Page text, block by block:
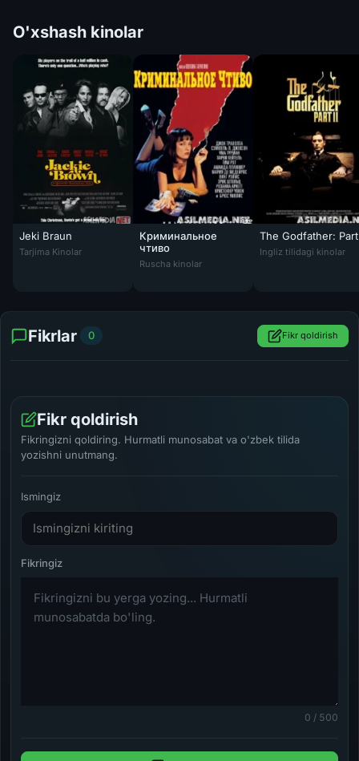
O'xshash kinolar
Jeki Braun
Jeki Braun Uzbek tilida 1997 O'zbekcha tarjima kino HD
Tarjima Kinolar
Криминальное
чтиво
Ruscha kinolar
The Godfather:
Ingliz tilidagi kinolar
Fikrlar 0 Fikr qoldirish
Fikr qoldirish
Fikringizni qoldiring. Hurmatli munosabat va o'zbek tilida
yozishni unutmang.
Ismingiz
0 / 500